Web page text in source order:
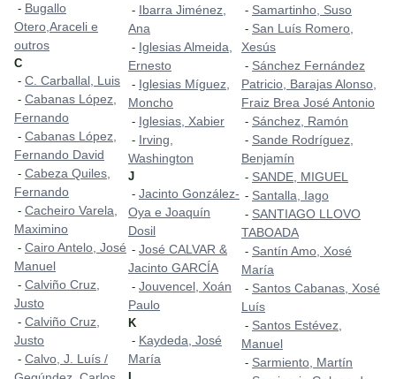
- Bugallo
Otero,Araceli e
outros
C
- C. Carballal, Luis
- Cabanas López,
Fernando
- Cabanas López,
Fernando David
- Cabeza Quiles,
Fernando
- Cacheiro Varela,
Maximino
- Cairo Antelo, José
Manuel
- Calviño Cruz,
Justo
- Calviño Cruz,
Justo
- Calvo, J. Luís /
- Ibarra Jiménez,
Ana
- Iglesias Almeida,
Ernesto
- Iglesias Míguez,
Moncho
- Iglesias, Xabier
- Irving,
Washington
J
- Jacinto González-
Oya e Joaquín
Dosil
- José CALVAR &
Jacinto GARCÍA
- Jouvencel, Xoán
Paulo
K
- Kaydeda, José
María
- Samartinho, Suso
- San Luís Romero,
Xesús
- Sánchez Fernández
Patricio, Barajas Alonso,
Fraiz Brea José Antonio
- Sánchez, Ramón
- Sande Rodríguez,
Benjamín
- SANDE, MIGUEL
- Santalla, Iago
- SANTIAGO LLOVO
TABOADA
- Santín Amo, Xosé
María
- Santos Cabanas, Xosé
Luís
- Santos Estévez,
Manuel
- Sarmiento, Martín